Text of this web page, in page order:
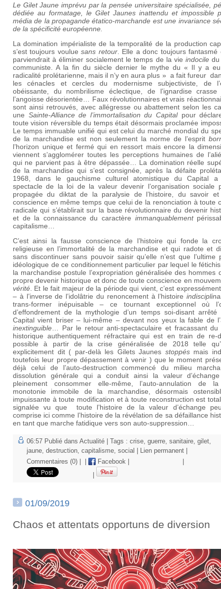
Le Gilet Jaune imprévu par la pensée universitaire spécialisée,
dédiée au formatage, le Gilet Jaunes inattendu et impossible
média de la propagande étatico-marchande est une invariance
de la spécificité européenne.
La domination impérialiste de la temporalité de la production
s’est toujours vouluesans retour . Elle a donc toujours fantasmé
parviendrait à éliminer socialement le temps de la vie indociledu
communiste. A la fin du siècle dernier le mythe du « Il y a
radicalité prolétarienne, mais il n’y en aura plus » a fait fureur
les cénacles et cercles du modernisme subjectiviste, de
obéissante, du nombrilisme éclectique, de l’ignardise
l’angoisse désorientée… Faux révolutionnaires et vrais
sont ainsi retrouvés, avec allégresse ou abattement selon les
une Sainte-Alliance de l’immortalisation du Capitalpour
toute vision réversible du temps était désormais proclamée
Le temps immuable unifié qui est celui du marché mondial du
de la marchandise est non seulement la norme de l’esprit
l’horizon unique et fermé qui en ressort mais encore la
viennent s’agglomérer toutes les perceptions humaines de
qui ne parvient pas à être dépassée… La domination réelle
de la marchandise qui s’est consignée, après la défaite
1968, dans le gauchisme culturel atomistique du Capital
spectacle de la loi de la valeur devenir l’organisation sociale
propagée du diktat de la paralysie de l’histoire, du savoir
conscience en même temps que celui de la renonciation à toute
radicale qui s’établirait sur la base révolutionnaire du devenir
et de la connaissance du caractère immanquablement
capitalisme…
C’est ainsi la fausse conscience de l’histoire qui fonde la
religieuse en l’immortalité de la marchandise et qui radote et
sans discontinuer sans pouvoir saisir qu’elle n’est que l’ultime
idéologique de ce conditionnement particulier par lequel le
la marchandise postule l’expropriation généralisée des hommes
propre devenir historique et donc de toute conscience en
vérité . Et le fait majeur de la période qui vient, c’est
– à l’inverse de l’idolâtrie du renoncement à l’histoire
trans-former inépuisable – ce tournant exceptionnel où
d’effondrement de la mythologie d’un temps soi-disant
Capital vient briser – lui-même – devant nos yeux la fable de
inextinguible … Par le retour anti-spectaculaire et fracassant du
historique authentiquement réfractaire qui est en train de re-
possible à partir de la crise généralisée de 2018 telle
explicitement dit ( par-delà les Gilets Jaunes stoppésmais
toutefois leur propre dépassement à venir ) que le moment
déjà celui de l’auto-destruction commencé du milieu
dissolution générale qui a conduit ainsi la valeur
pleinement consommer elle-même, l’auto-annulation de
monotonie immobile de la marchandise, désormais
impuissante à toute modification et à toute reconstruction est
signalée vu que toute l’histoire de la valeur d’échange
comprise ici comme l’histoire de la révélation de sa défaillance
en tant que marche fatidique vers son auto-suppression…
06:57 Publié dans Actualité | Tags : crise guerre sanitaire gilet
jaune destruction capitalisme social Lien permanent
Commentaires (0)
Facebook
01/09/2019
Chaos et attentats opportuns de diversion